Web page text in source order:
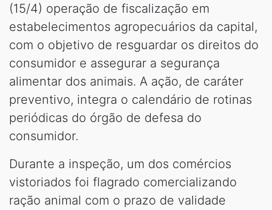
(15/4) operação de fiscalização em
estabelecimentos agropecuários da capital,
com o objetivo de resguardar os direitos do
consumidor e assegurar a segurança
alimentar dos animais. A ação, de caráter
preventivo, integra o calendário de rotinas
periódicas do órgão de defesa do
consumidor.
Durante a inspeção, um dos comércios
vistoriados foi flagrado comercializando
ração animal com o prazo de validade